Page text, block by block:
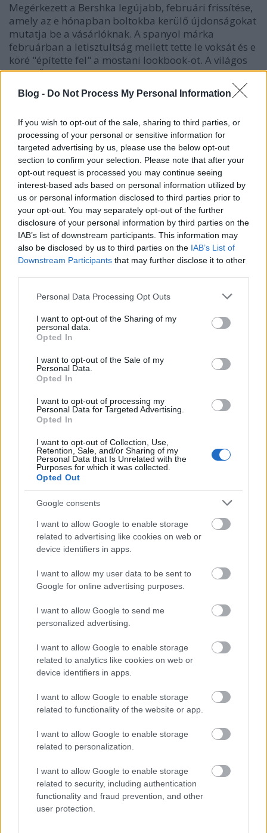
Blog - Do Not Process My Personal Information
If you wish to opt-out of the sale, sharing to third parties, or
processing of your personal or sensitive information for
targeted advertising by us, please use the below opt-out
section to confirm your selection. Please note that after your
opt-out request is processed you may continue seeing
interest-based ads based on personal information utilized by
us or personal information disclosed to third parties prior to
your opt-out. You may separately opt-out of the further
disclosure of your personal information by third parties on the
IAB’s list of downstream participants. This information may
also be disclosed by us to third parties on the IAB’s List of
Downstream Participants that may further disclose it to other
Please note that this website/app uses one or more Google
not limited to your visit or usage behaviour. You may click to
grant or deny consent to Google and its third-party tags to
use your data for below specified purposes in below Google
consent section.
Personal Data Processing Opt Outs
I want to opt-out of the Sharing of my
personal data.
Opted In
I want to opt-out of the Sale of my
Personal Data.
Opted In
I want to opt-out of processing my
Personal Data for Targeted Advertising.
Opted In
I want to opt-out of Collection, Use,
Retention, Sale, and/or Sharing of my
Personal Data that Is Unrelated with the
Purposes for which it was collected.
Opted Out
Google consents
I want to allow Google to enable storage
related to advertising like cookies on web or
device identifiers in apps.
I want to allow my user data to be sent to
Google for online advertising purposes.
I want to allow Google to send me
personalized advertising.
I want to allow Google to enable storage
related to analytics like cookies on web or
device identifiers in apps.
I want to allow Google to enable storage
related to functionality of the website or app.
I want to allow Google to enable storage
related to personalization.
I want to allow Google to enable storage
related to security, including authentication
functionality and fraud prevention, and other
user protection.
Megérkezett a Bershka legújabb, februári frissítése,
amely az e hónapban boltokba kerülő újdonságokat
mutatja be a vásárlóknak. A spanyol márka
februárban a letisztultság mellett tette le voksát és e
köré "építette fel" a mostani lookbook-ot. A világos
hátterű fotókon…
HeStyle• 2013. február 15.
Megérkezett az Inditex csoport (Zara, Pull&Bear,
Bershka, stb.) prémium kategóriás márkája, a
Massimo Dutti februárban boltokba kerülő
kollekcióját bemutató és népszerűsítő lookbook.A
vidéki szántóföldön készült fotósorozatban a
spanyol márka már főként tavaszi…
Szeptemberi Zara kollekció
Megérkezett a Zara legújabb, szeptemberi
lookbook-ja, melyben az e hónapban boltokba
kerülő új kollekciót vehetjük szemügyre kicsit
közelebbről is.A spanyol fast-fashion márka az új
frissítésben már javában készül az őszre, sőt már a
téli hónapokra is, hiszen a vékonyabb…
Augusztusi Zara frissítés
volt semmi, de a most megjelent, az augusztusban
boltokba kerülő Zara kollekciót bemutató lookbook
talán meg azon is túltesz.A sokak által kedvelt Zara
minket túl jó fotósorozatokkal,…
H&M: sokadik őszi frissítés
Újra Clément Chabernaud mutatja be nekünk, mit
várhatunk a H&M-től ősszel. A legújabb frissítésben
inkább elegánsabb szetteket láthatunk, és persze a